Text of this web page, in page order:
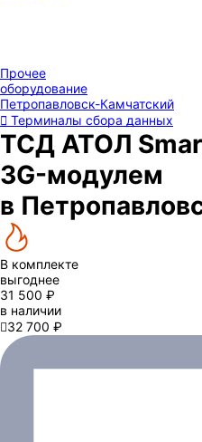
Прочее
оборудование
Петропавловск-Камчатский
Терминалы сбора данных
ТСД АТОЛ
3G-модулем
в
В комплекте
выгоднее
31 500 ₽
в наличии
32 700 ₽